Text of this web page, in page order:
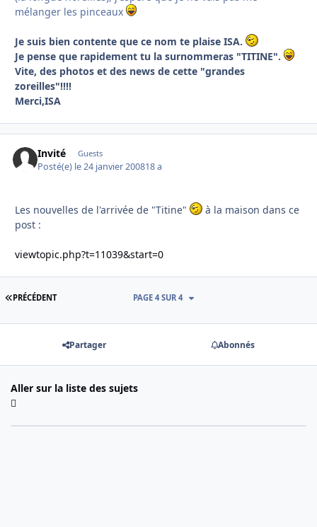
mélanger les pinceaux
Je suis bien contente que ce nom te plaise ISA.
Je pense que rapidement tu la surnommeras "TITINE".
Vite, des photos et des news de cette "grandes
zoreilles"!!!!
Merci,ISA
Invité Guests
Posté(e) le 24 janvier 200818 a
Les nouvelles de l'arrivée de "Titine"
à la maison dans ce
post :
viewtopic.php?t=11039&start=0
PREMIÈRE PAGE
PRÉCÉDENT PAGE 4 SUR 4
Partager Abonnés
Aller sur la liste des sujets